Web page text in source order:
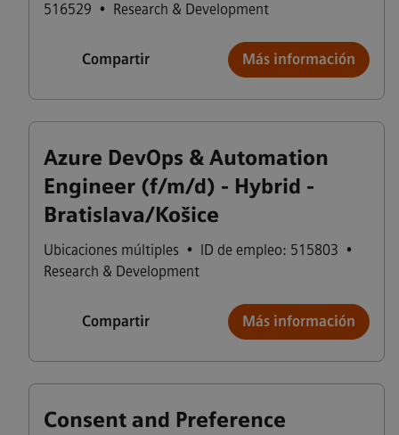
516529 • Research & Development
Compartir Más información
Azure DevOps & Automation
Engineer (f/m/d) - Hybrid -
Bratislava/Košice
Ubicaciones múltiples • ID de empleo: 515803 •
Research & Development
Compartir Más información
Consent and Preference